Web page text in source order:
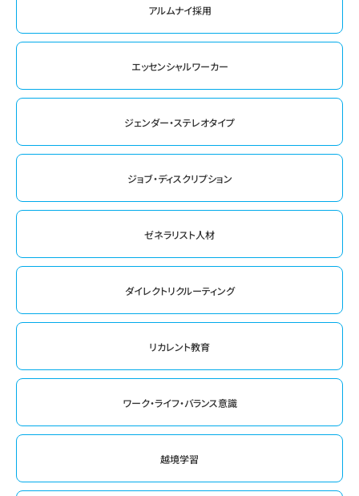
アルムナイ採用
エッセンシャルワーカー
ジェンダー・ステレオタイプ
ジョブ・ディスクリプション
ゼネラリスト人材
ダイレクトリクルーティング
リカレント教育
ワーク・ライフ・バランス意識
越境学習